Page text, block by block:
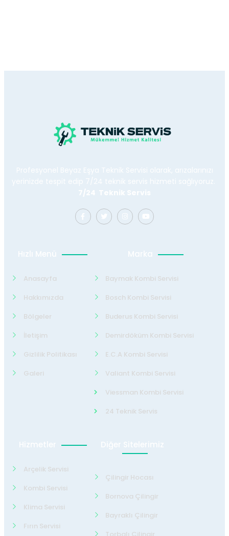
Profesyonel Beyaz Eşya Teknik Servisi olarak, arızalarınızı
yerinizde tespit edip 7/24 teknik servis hizmeti sağlıyoruz.
7/24 Teknik Servis
Hızlı Menü
Anasayfa
Hakkımızda
Bölgeler
İletişim
Gizlilik Politikası
Galeri
Marka
Baymak Kombi Servisi
Bosch Kombi Servisi
Buderus Kombi Servisi
Demirdöküm Kombi Servisi
E.C.A Kombi Servisi
Valiant Kombi Servisi
Viessman Kombi Servisi
24 Teknik Servis
Hizmetler
Arçelik Servisi
Kombi Servisi
Klima Servisi
Fırın Servisi
Diğer Sitelerimiz
Çilingir Hocası
Bornova Çilingir
Bayraklı Çilingir